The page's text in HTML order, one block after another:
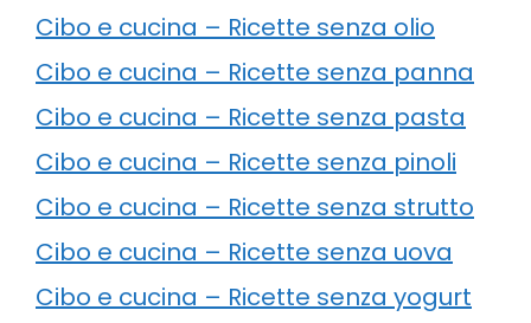
Cibo e cucina – Ricette senza olio
Cibo e cucina – Ricette senza panna
Cibo e cucina – Ricette senza pasta
Cibo e cucina – Ricette senza pinoli
Cibo e cucina – Ricette senza strutto
Cibo e cucina – Ricette senza uova
Cibo e cucina – Ricette senza yogurt